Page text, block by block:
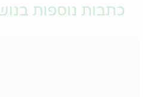
כתבות נוספות